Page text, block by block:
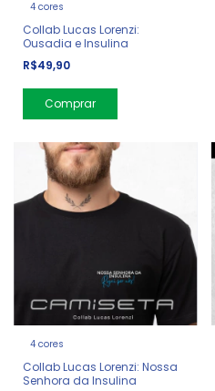
4 cores
Collab Lucas Lorenzi:
Ousadia e Insulina
R$49,90
Comprar
4 cores
Collab Lucas Lorenzi: Nossa
Senhora da Insulina